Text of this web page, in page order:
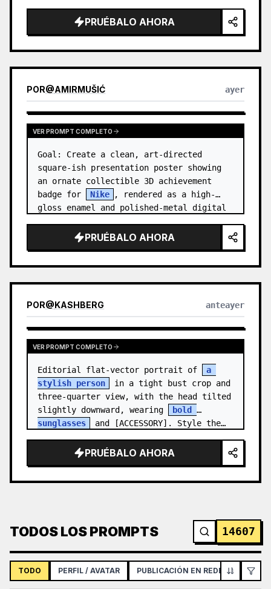
composition on an enormous white jade
and pale a…
PRUÉBALO AHORA
POR@AMIRMUŠIĆ ayer
VER PROMPT COMPLETO
Goal: Create a clean, art-directed
square-ish presentation poster showing
an ornate collectible 3D achievement
badge for
Nike
, rendered as a high-
gloss enamel and polished-metal digital
Canvas: Wide 16:9 white stu…
PRUÉBALO AHORA
POR@KASHBERG anteayer
VER PROMPT COMPLETO
Editorial flat-vector portrait of
a
stylish person
in a tight bust crop and
three-quarter view, with the head tilted
slightly downward, wearing
bold
sunglasses
and [ACCESSORY]. Style the…
PRUÉBALO AHORA
TODOS LOS PROMPTS 14607
TODO PERFIL / AVATAR PUBLICACIÓN EN REDES SOCIALES